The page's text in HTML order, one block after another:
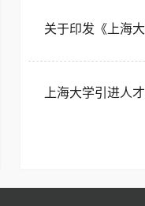
关于印发《上海
上海大学引进人